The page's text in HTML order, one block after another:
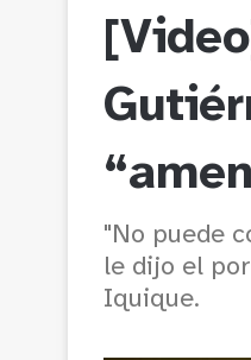
"No puede
le dijo el
Iquique.